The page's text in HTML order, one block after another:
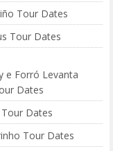
Tour Dates
Tour Dates
e Forró Levanta
Dates
Dates
Tour Dates